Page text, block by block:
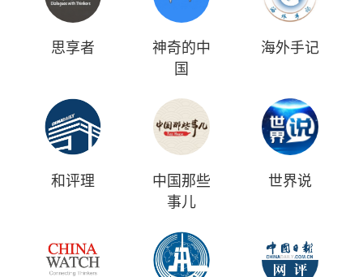
思享者
神奇的中
国
海外手记
和评理
中国那些
事儿
世界说